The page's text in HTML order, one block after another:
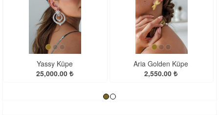
Aria Golden Küpe
2,550.00 ₺
Beggin İthal Küpe
7,900.00 ₺